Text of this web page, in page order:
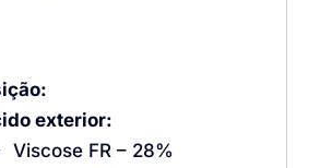
exterior:
Viscose FR – 28%